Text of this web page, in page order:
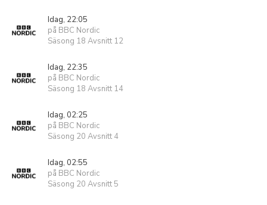
Idag, 22:05
på BBC Nordic
Säsong 18 Avsnitt 12
Idag, 22:35
på BBC Nordic
Säsong 18 Avsnitt 14
Idag, 02:25
på BBC Nordic
Säsong 20 Avsnitt 4
Idag, 02:55
på BBC Nordic
Säsong 20 Avsnitt 5